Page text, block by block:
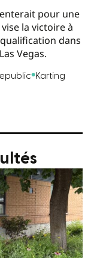
pour une
la victoire à
dans
Vegas.
Karting